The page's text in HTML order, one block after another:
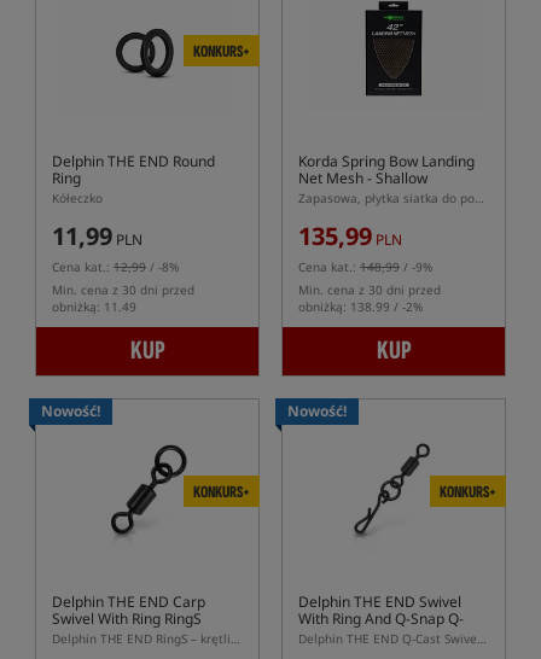
KONKURS+
Delphin THE END Round
Ring
Kółeczko
11,99 PLN
Cena kat.: 12,99 / -8%
Min. cena z 30 dni przed
obniżką: 11.49
KUP
Korda Spring Bow Landing
Net Mesh - Shallow
Zapasowa, płytka siatka do podbieraka Korda Spring Bow
135,99 PLN
Cena kat.: 148,99 / -9%
Min. cena z 30 dni przed
obniżką: 138.99 / -2%
KUP
Nowość!
KONKURS+
Delphin THE END Carp
Swivel With Ring RingS
Delphin THE END RingS – krętlik karpiowy z kółkiem do zestawów Chod Rig
Nowość!
KONKURS+
Delphin THE END Swivel
With Ring And Q-Snap Q-
Cast
Delphin THE END Q-Cast Swivel With Ring And Q-Snap – krętlik karpiowy z agrafką